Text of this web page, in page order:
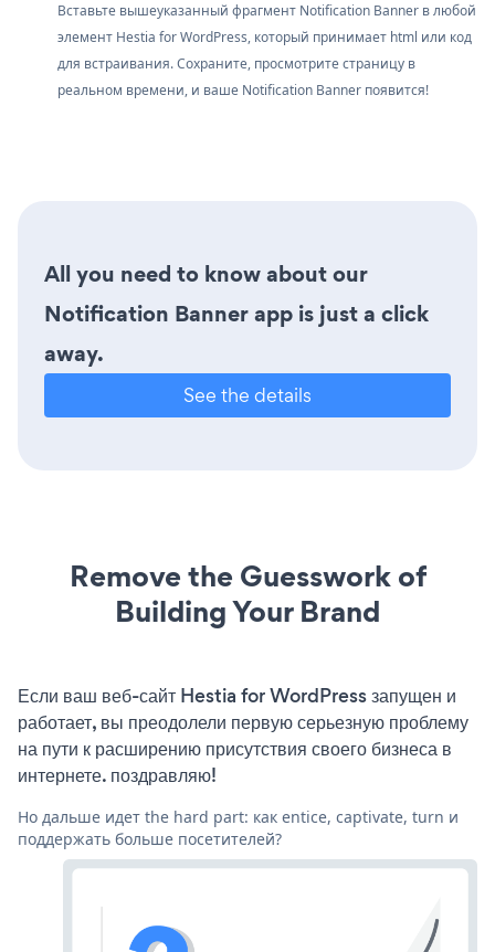
Вставьте вышеуказанный фрагмент Notification Banner в любой
элемент Hestia for WordPress, который принимает html или код
для встраивания. Сохраните, просмотрите страницу в
реальном времени, и ваше Notification Banner появится!
All you need to know about our
Notification Banner app is just a click
away.
See the details
Remove the Guesswork of
Building Your Brand
Если ваш веб-сайт Hestia for WordPress запущен и
работает, вы преодолели первую серьезную проблему
на пути к расширению присутствия своего бизнеса в
интернете. поздравляю!
Но дальше идет the hard part: как entice, captivate, turn и
поддержать больше посетителей?